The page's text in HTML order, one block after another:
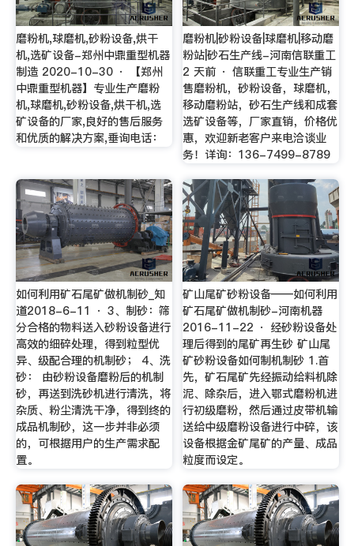
磨粉机,球磨机,砂粉设备,烘干
机,选矿设备-郑州中鼎重型机器
制造 2020-10-30 · 【郑州
中鼎重型机器】专业生产磨粉
机,球磨机,砂粉设备,烘干机,选
矿设备的厂家,良好的售后服务
和优质的解决方案,垂询电话：
磨粉机|砂粉设备|球磨机|移动磨
粉站|砂石生产线-河南信联重工
2 天前 · 信联重工专业生产销
售磨粉机，砂粉设备，球磨机，
移动磨粉站，砂石生产线和成套
选矿设备等，厂家直销，价格优
惠，欢迎新老客户来电洽谈业
务！详询：136-7499-8789
如何利用矿石尾矿做机制砂_知
道2018-6-11 · 3、制砂：筛
分合格的物料送入砂粉设备进行
高效的细碎处理，得到粒型优
异、级配合理的机制砂； 4、洗
砂： 由砂粉设备磨粉后的机制
砂，再送到洗砂机进行清洗，将
杂质、粉尘清洗干净，得到终的
成品机制砂，这一步并非必须
的，可根据用户的生产需求配
置。
矿山尾矿砂粉设备——如何利用
矿石尾矿做机制砂-河南机器
2016-11-22 · 经砂粉设备处
理后得到的尾矿再生砂 矿山尾
矿砂粉设备如何制机制砂 1.首
先，矿石尾矿先经振动给料机除
泥、除杂后，进入鄂式磨粉机进
行初级磨粉，然后通过皮带机输
送给中级磨粉设备进行中碎，该
设备根据金矿尾矿的产量、成品
粒度而设定。